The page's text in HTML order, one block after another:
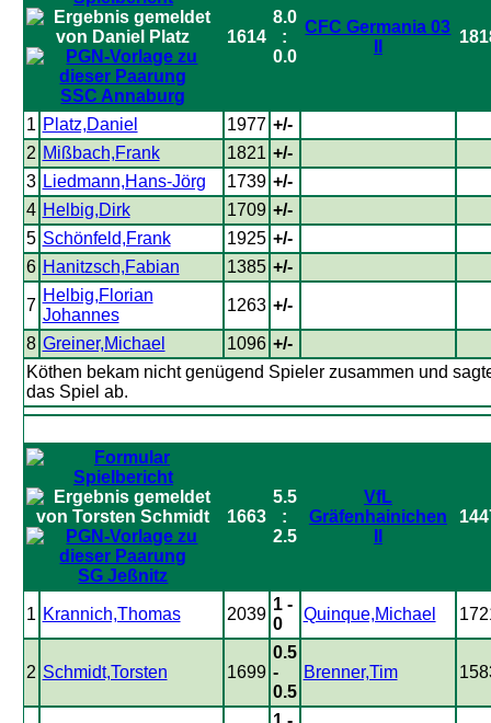
SSC Annaburg
1614
8.0
:
0.0
CFC Germania 03
1 Platz,Daniel 1977 +/-
2 Mißbach,Frank 1821 +/-
3 Liedmann,Hans-Jörg 1739 +/-
4 Helbig,Dirk 1709 +/-
5 Schönfeld,Frank 1925 +/-
6 Hanitzsch,Fabian 1385 +/-
7
Helbig,Florian
Johannes
1263 +/-
8 Greiner,Michael 1096 +/-
Köthen bekam nicht genügend Spieler zusammen und
das Spiel ab.
SG Jeßnitz
1663
5.5
:
2.5
VfL
Gräfenhainichen
1 Krannich,Thomas 2039
1 -
0
Quinque,Michael
2 Schmidt,Torsten 1699
0.5
-
0.5
Brenner,Tim